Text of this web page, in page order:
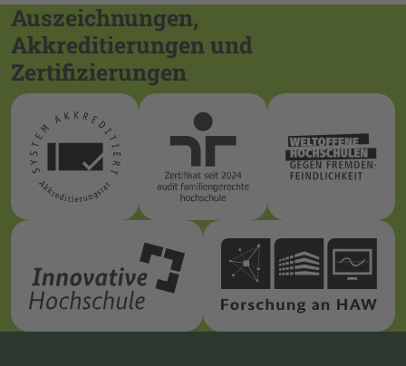
Auszeichnungen,
Akkreditierungen und
Zertifizierungen